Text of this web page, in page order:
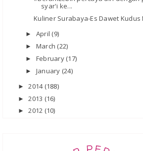
syar'i ke...
Kuliner Surabaya-Es Dawet Kudus
► April (9)
► March (22)
► February (17)
► January (24)
►2014 (188)
►2013 (16)
►2012 (10)